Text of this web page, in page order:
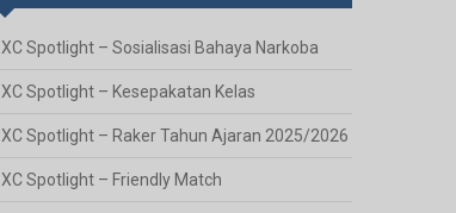
XC Spotlight – Sosialisasi Bahaya Narkoba
XC Spotlight – Kesepakatan Kelas
XC Spotlight – Raker Tahun Ajaran 2025/2026
XC Spotlight – Friendly Match